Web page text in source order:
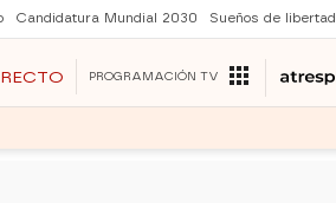
Candidatura Mundial 2030 Sueños de libertad
PROGRAMACIÓN TV